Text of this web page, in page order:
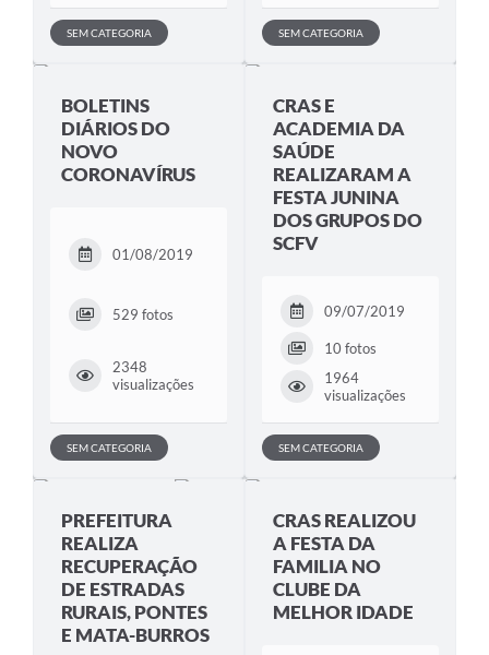
SEM CATEGORIA SEM CATEGORIA
BOLETINS
DIÁRIOS DO
NOVO
CORONAVÍRUS
01/08/2019
529 fotos
2348
visualizações
SEM CATEGORIA
CRAS E
ACADEMIA DA
SAÚDE
REALIZARAM A
FESTA JUNINA
DOS GRUPOS DO
SCFV
09/07/2019
10 fotos
1964
visualizações
SEM CATEGORIA
PREFEITURA
REALIZA
RECUPERAÇÃO
DE ESTRADAS
RURAIS, PONTES
E MATA-BURROS
CRAS REALIZOU
A FESTA DA
FAMILIA NO
CLUBE DA
MELHOR IDADE